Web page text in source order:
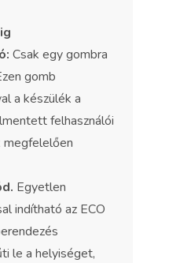
Csak egy gombra
gomb
a készülék a
felhasználói
megfelelően
Egyetlen
indítható az ECO
le a helyiséget,